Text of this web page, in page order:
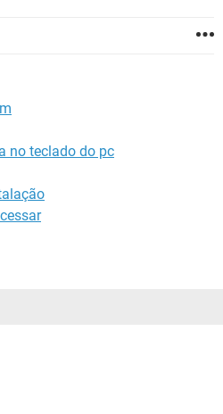
no teclado do pc